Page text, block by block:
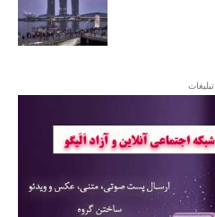
تبلیغات